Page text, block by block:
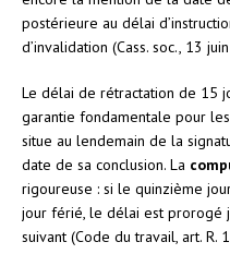
postérieure au délai
d’invalidation (Cass. soc., 13
Le délai de rétractation de 15
garantie fondamentale pour
situe au lendemain de la
date de sa conclusion. La
rigoureuse : si le quinzième
jour férié, le délai est prorogé
suivant (Code du travail, art. R.